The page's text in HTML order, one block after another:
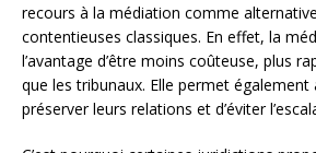
recours à la médiation comme
contentieuses classiques. En effet, la
l’avantage d’être moins coûteuse, plus
que les tribunaux. Elle permet également
préserver leurs relations et d’éviter